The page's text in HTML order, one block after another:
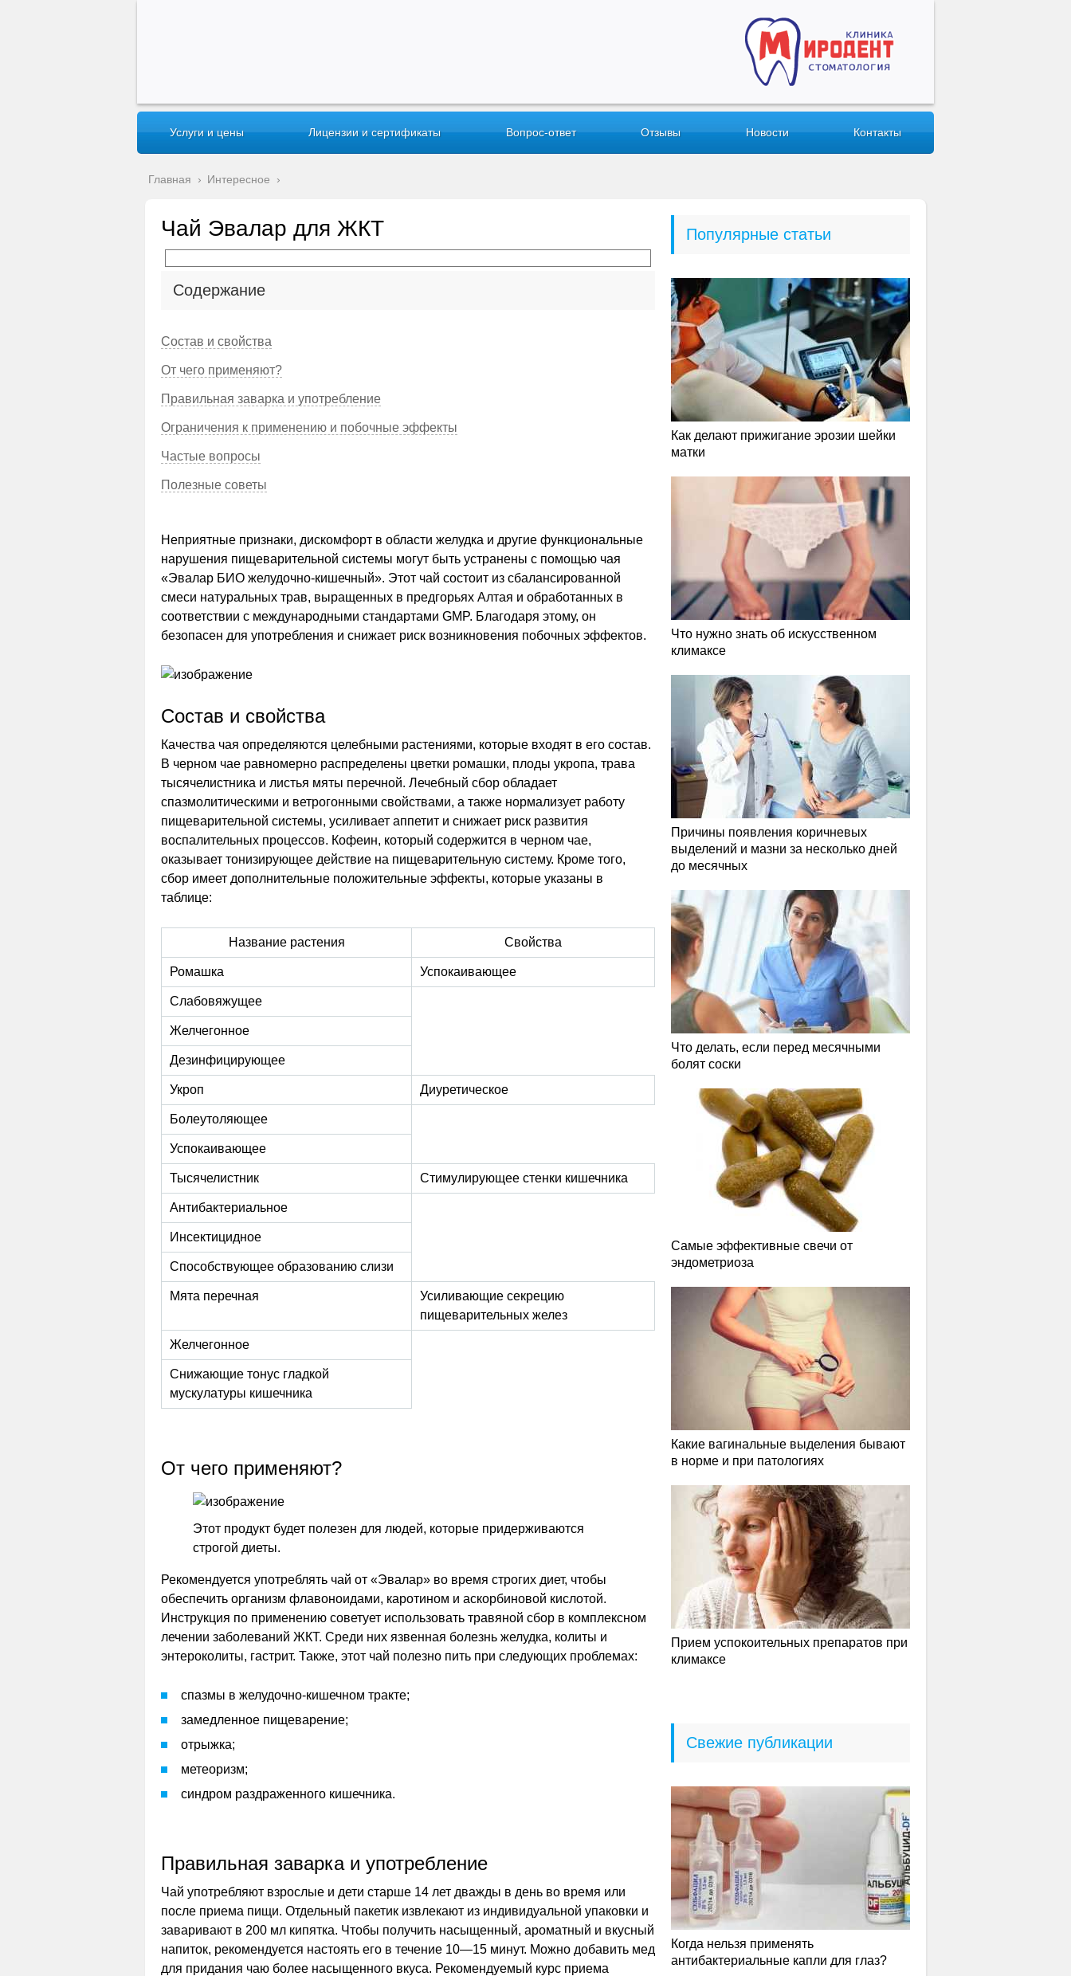
Услуги и цены Лицензии и сертификаты Вопрос-ответ Отзывы Новости Контакты
Главная › Интересное ›
Чай Эвалар для ЖКТ
Содержание
Состав и свойства
От чего применяют?
Правильная заварка и употребление
Ограничения к применению и побочные эффекты
Частые вопросы
Полезные советы
Неприятные признаки, дискомфорт в области желудка и другие функциональные
нарушения пищеварительной системы могут быть устранены с помощью чая
«Эвалар БИО желудочно-кишечный». Этот чай состоит из сбалансированной
смеси натуральных трав, выращенных в предгорьях Алтая и обработанных в
соответствии с международными стандартами GMP. Благодаря этому, он
безопасен для употребления и снижает риск возникновения побочных эффектов.
Состав и свойства
Качества чая определяются целебными растениями, которые входят в его состав.
В черном чае равномерно распределены цветки ромашки, плоды укропа, трава
тысячелистника и листья мяты перечной. Лечебный сбор обладает
спазмолитическими и ветрогонными свойствами, а также нормализует работу
пищеварительной системы, усиливает аппетит и снижает риск развития
воспалительных процессов. Кофеин, который содержится в черном чае,
оказывает тонизирующее действие на пищеварительную систему. Кроме того,
сбор имеет дополнительные положительные эффекты, которые указаны в
таблице:
Название растения Свойства
Ромашка Успокаивающее
Слабовяжущее
Желчегонное
Дезинфицирующее
Укроп Диуретическое
Болеутоляющее
Успокаивающее
Тысячелистник Стимулирующее стенки кишечника
Антибактериальное
Инсектицидное
Способствующее образованию слизи
Мята перечная
Усиливающие секрецию
пищеварительных желез
Желчегонное
Снижающие тонус гладкой
мускулатуры кишечника
От чего применяют?
Этот продукт будет полезен для людей, которые придерживаются
строгой диеты.
Рекомендуется употреблять чай от «Эвалар» во время строгих диет, чтобы
обеспечить организм флавоноидами, каротином и аскорбиновой кислотой.
Инструкция по применению советует использовать травяной сбор в комплексном
лечении заболеваний ЖКТ. Среди них язвенная болезнь желудка, колиты и
энтероколиты, гастрит. Также, этот чай полезно пить при следующих проблемах:
спазмы в желудочно-кишечном тракте;
замедленное пищеварение;
отрыжка;
метеоризм;
синдром раздраженного кишечника.
Правильная заварка и употребление
Чай употребляют взрослые и дети старше 14 лет дважды в день во время или
после приема пищи. Отдельный пакетик извлекают из индивидуальной упаковки и
заваривают в 200 мл кипятка. Чтобы получить насыщенный, ароматный и вкусный
напиток, рекомендуется настоять его в течение 10—15 минут. Можно добавить мед
для придания чаю более насыщенного вкуса. Рекомендуемый курс приема
Популярные статьи
Как делают прижигание эрозии шейки
матки
Что нужно знать об искусственном
климаксе
Причины появления коричневых
выделений и мазни за несколько дней
до месячных
Что делать, если перед месячными
болят соски
Самые эффективные свечи от
эндометриоза
Какие вагинальные выделения бывают
в норме и при патологиях
Прием успокоительных препаратов при
климаксе
Свежие публикации
Когда нельзя применять
антибактериальные капли для глаз?